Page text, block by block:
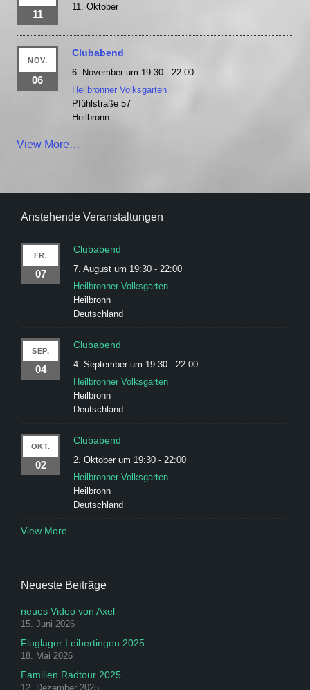
11
11. Oktober
NOV.
06
Clubabend
6. November um 19:30 - 22:00
Heilbronner Volksgarten
Pfühlstraße 57
Heilbronn
View More…
Anstehende Veranstaltungen
FR.
07
Clubabend
7. August um 19:30 - 22:00
Heilbronner Volksgarten
Heilbronn
Deutschland
SEP.
04
Clubabend
4. September um 19:30 - 22:00
Heilbronner Volksgarten
Heilbronn
Deutschland
OKT.
02
Clubabend
2. Oktober um 19:30 - 22:00
Heilbronner Volksgarten
Heilbronn
Deutschland
View More…
Neueste Beiträge
neues Video von Axel
15. Juni 2026
Fluglager Leibertingen 2025
18. Mai 2026
Familien Radtour 2025
12. Dezember 2025